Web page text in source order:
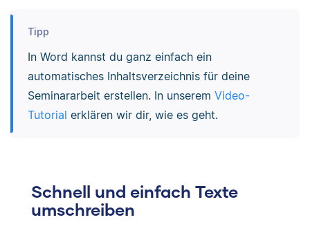
Tipp
In Word kannst du ganz einfach ein
automatisches Inhaltsverzeichnis für deine
Seminararbeit erstellen. In unserem Video-
Tutorial erklären wir dir, wie es geht.
Schnell und einfach Texte
umschreiben